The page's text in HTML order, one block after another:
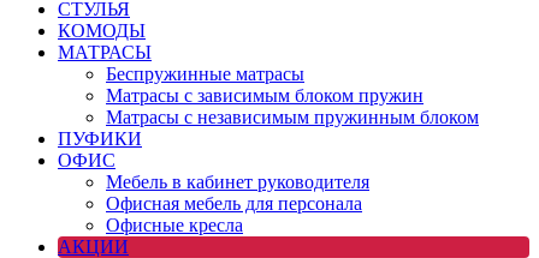
СТУЛЬЯ
КОМОДЫ
МАТРАСЫ
Беспружинные матрасы
Матрасы с зависимым блоком пружин
Матрасы с независимым пружинным блоком
ПУФИКИ
ОФИС
Мебель в кабинет руководителя
Офисная мебель для персонала
Офисные кресла
АКЦИИ